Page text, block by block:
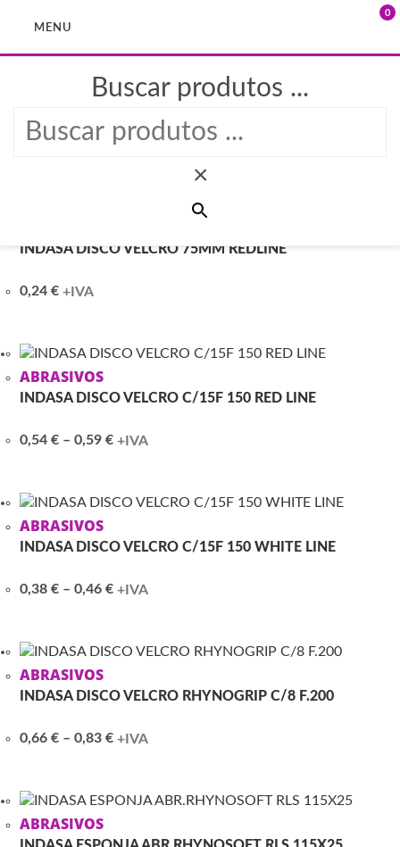
0
MENU
Buscar produtos ...
×
INDASA DISCO VELCRO 75MM REDLINE
0,24€ +IVA
ABRASIVOS
INDASA DISCO VELCRO C/15F 150 RED LINE
0,54€ – 0,59€Price
through
+IVA
ABRASIVOS
INDASA DISCO VELCRO C/15F 150 WHITE LINE
0,38€ – 0,46€Price
through
+IVA
ABRASIVOS
INDASA DISCO VELCRO RHYNOGRIP C/8 F.200
0,66€ – 0,83€Price
through
+IVA
ABRASIVOS